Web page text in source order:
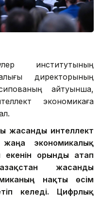
институтының
директорының
айтуынша,
экономикаға
жасанды интеллект
экономикалық
екенін орынды атап
жасанды
нақты өсім
келеді. Цифрлық